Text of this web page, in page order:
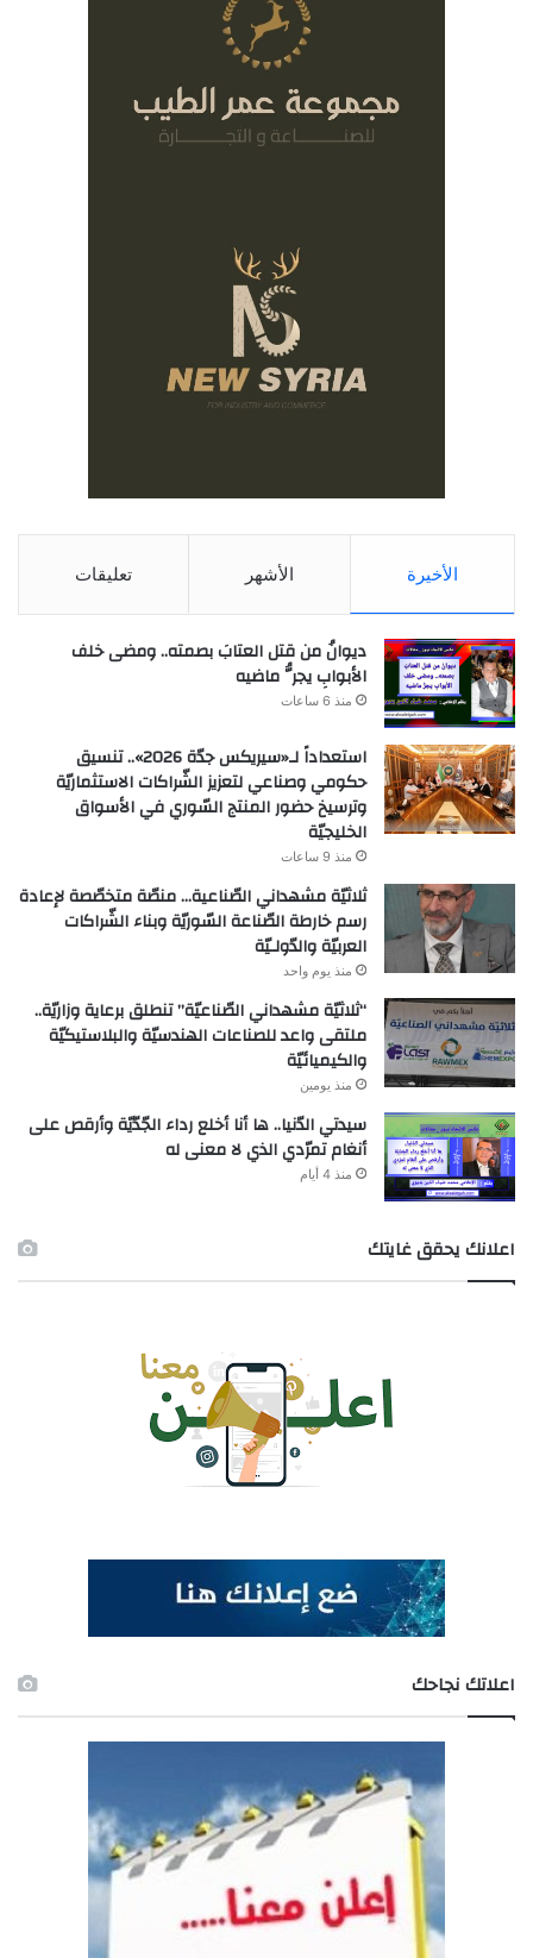
الأخيرة الأشهر تعليقات
ديوانُ من قتل العتابَ بصمته.. ومضى خلف
الأبوابِ يجرُّ ماضيه
منذ 6 ساعات
استعداداً لـ«سيريكس جدّة 2026».. تنسيق
حكومي وصناعي لتعزيز الشّراكات الاستثماريّة
وترسيخ حضور المنتج السّوري في الأسواق
الخليجيّة
منذ 9 ساعات
ثلاثيّة مشهداني الصّناعية… منصّة متخصّصة لإعادة
رسم خارطة الصّناعة السّوريّة وبناء الشّراكات
العربيّة والدّولـيّة
منذ يوم واحد
“ثلاثيّة مشهداني الصّناعيّة” تنطلق برعاية وزاريّة..
ملتقى واعد للصناعات الهندسيّة والبلاستيكيّة
والكيميائيّة
منذ يومين
سيدتي الدّنيا.. ها أنا أخلع رداء الجّدّيّة وأرقص على
أنغام تمرّدي الذي لا معنى له
منذ 4 أيام
اعلانك يحقق غايتك
اعلاتك نجاحك